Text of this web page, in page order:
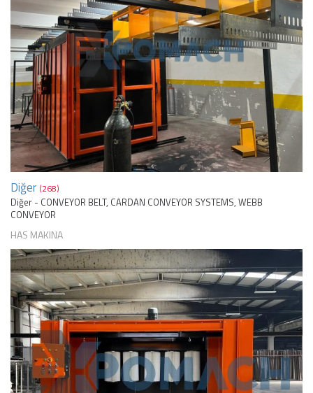
Diğer (268)
Diğer - CONVEYOR BELT, CARDAN CONVEYOR SYSTEMS, WEBB
CONVEYOR
HAS MAKINA